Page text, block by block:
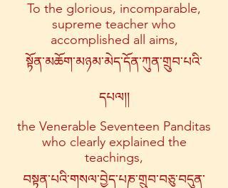
To the glorious, incomparable,
supreme teacher who
accomplished all aims,
སྟོན་མཆོག་མཉམ་མེད་དོན་ཀུན་གྲུབ་པའི་
དཔལ།།
the Venerable Seventeen Panditas
who clearly explained the
teachings,
བསྟན་པའི་གསལ་བྱེད་པཎ་གྲུབ་བཅུ་བདུན་